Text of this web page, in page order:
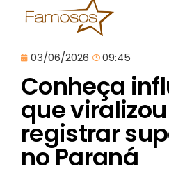
03/06/2026 09:45
Conheça
que
registrar
no Paraná